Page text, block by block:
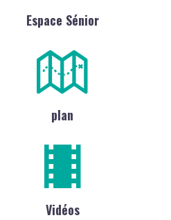
Espace Sénior
plan
Vidéos